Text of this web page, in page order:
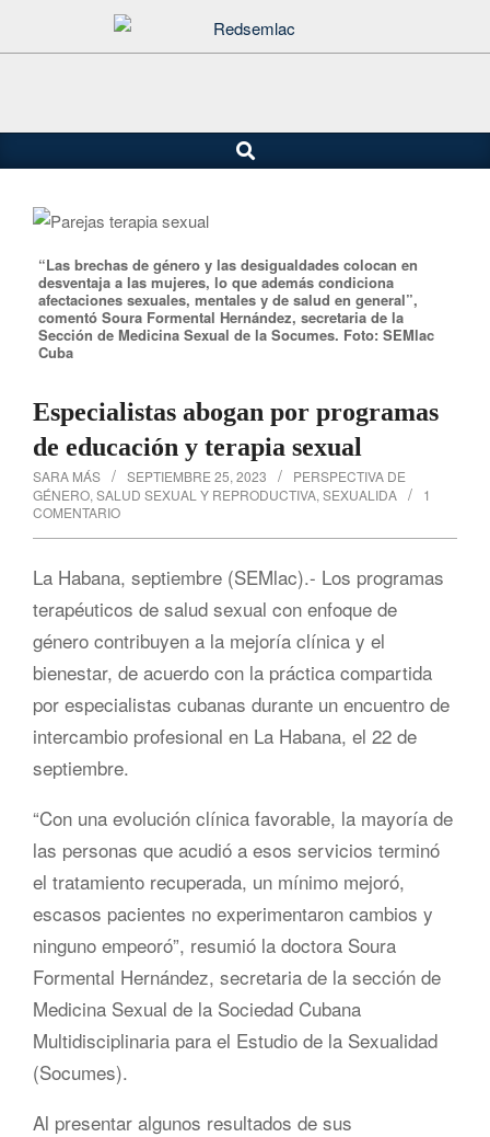
de
principal
Buscar
“Las brechas de género y las desigualdades colocan en
desventaja a las mujeres, lo que además condiciona
afectaciones sexuales, mentales y de salud en general”,
comentó Soura Formental Hernández, secretaria de la
Sección de Medicina Sexual de la Socumes. Foto: SEMlac
Cuba
Especialistas abogan por programas
de educación y terapia sexual
SARA MÁS SEPTIEMBRE 25, 2023
PERSPECTIVA DE
GÉNERO, SALUD SEXUAL Y REPRODUCTIVA, SEXUALIDA
1
COMENTARIO
La Habana, septiembre (SEMlac).- Los programas
terapéuticos de salud sexual con enfoque de
género contribuyen a la mejoría clínica y el
bienestar, de acuerdo con la práctica compartida
por especialistas cubanas durante un encuentro de
intercambio profesional en La Habana, el 22 de
septiembre.
“Con una evolución clínica favorable, la mayoría de
las personas que acudió a esos servicios terminó
el tratamiento recuperada, un mínimo mejoró,
escasos pacientes no experimentaron cambios y
ninguno empeoró”, resumió la doctora Soura
Formental Hernández, secretaria de la sección de
Medicina Sexual de la Sociedad Cubana
Multidisciplinaria para el Estudio de la Sexualidad
(Socumes).
Al presentar algunos resultados de sus